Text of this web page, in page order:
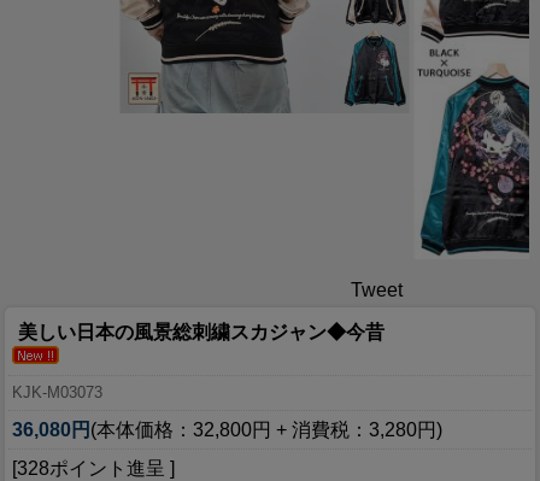
Tweet
美しい日本の風景総刺繍スカジャン◆今昔
KJK-M03073
36,080円 (本体価格：32,800円 + 消費税：3,280円)
[328ポイント進呈 ]